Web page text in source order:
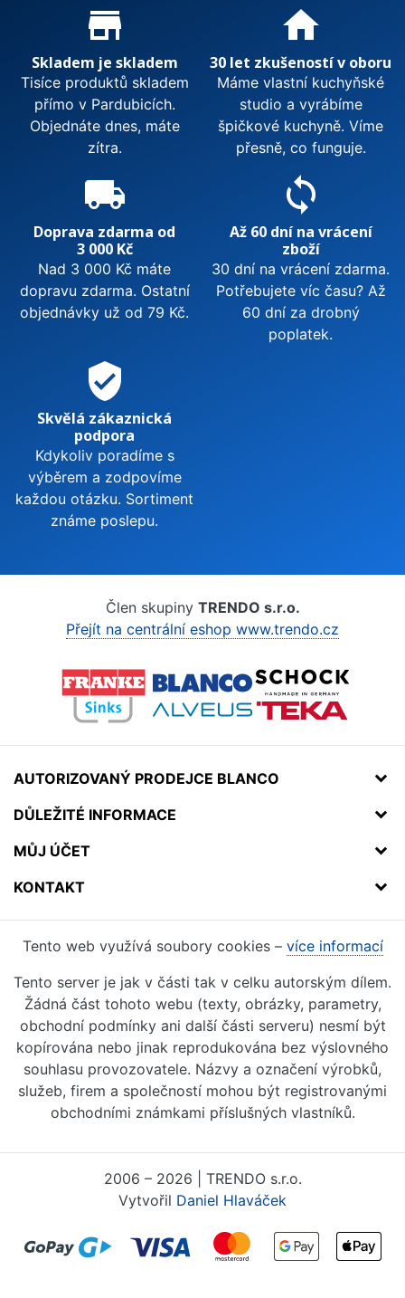
Proč nakupovat u nás?
store_mall_directory
Skladem je skladem
Tisíce produktů skladem
přímo v Pardubicích.
Objednáte dnes, máte
zítra.
home
30 let zkušeností v oboru
Máme vlastní kuchyňské
studio a vyrábíme
špičkové kuchyně. Víme
přesně, co funguje.
local_shipping
Doprava zdarma od
3 000 Kč
Nad 3 000 Kč máte
dopravu zdarma. Ostatní
objednávky už od 79 Kč.
sync
Až 60 dní na vrácení
zboží
30 dní na vrácení zdarma.
Potřebujete víc času? Až
60 dní za drobný
poplatek.
verified_user
Skvělá zákaznická
podpora
Kdykoliv poradíme s
výběrem a zodpovíme
každou otázku. Sortiment
známe poslepu.
Člen skupiny TRENDO s.r.o.
Přejít na centrální eshop www.trendo.cz
AUTORIZOVANÝ PRODEJCE BLANCO
DŮLEŽITÉ INFORMACE
MŮJ ÚČET
KONTAKT
Tento web využívá soubory cookies – více informací
Tento server je jak v části tak v celku autorským dílem.
Žádná část tohoto webu (texty, obrázky, parametry,
obchodní podmínky ani další části serveru) nesmí být
kopírována nebo jinak reprodukována bez výslovného
souhlasu provozovatele. Názvy a označení výrobků,
služeb, firem a společností mohou být registrovanými
obchodními známkami příslušných vlastníků.
2006 – 2026 | TRENDO s.r.o.
Vytvořil Daniel Hlaváček